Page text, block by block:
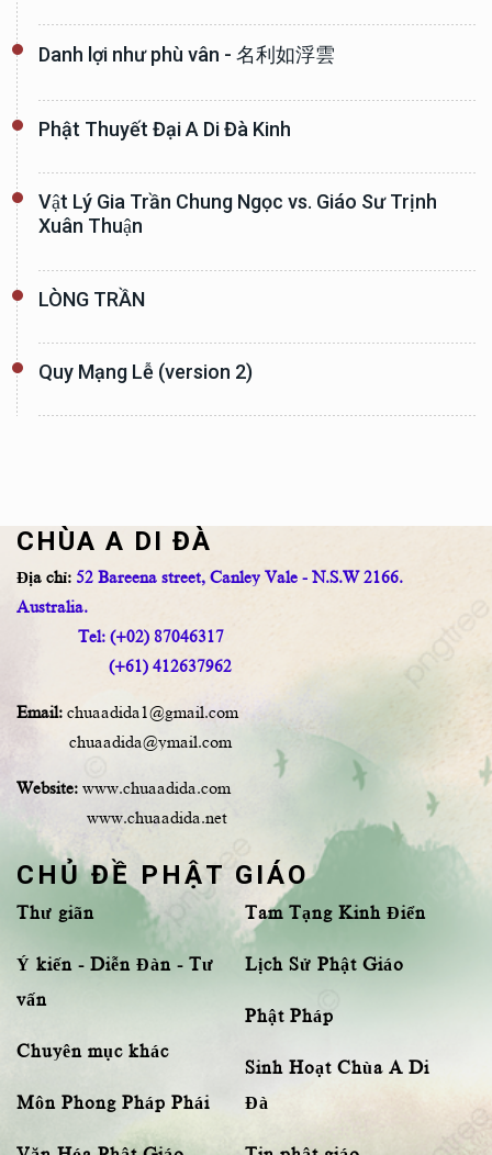
Danh lợi như phù vân - 名利如浮雲
Phật Thuyết Đại A Di Đà Kinh
Vật Lý Gia Trần Chung Ngọc vs. Giáo Sư Trịnh
Xuân Thuận
LÒNG TRẦN
Quy Mạng Lễ (version 2)
CHÙA A DI ĐÀ
Địa chỉ: 52 Bareena street, Canley Vale - N.S.W 2166.
Australia.
Tel: (+02) 87046317
(+61) 412637962
Email: chuaadida1@gmail.com
chuaadida@ymail.com
Website: www.chuaadida.com
www.chuaadida.net
CHỦ ĐỀ PHẬT GIÁO
Thư giãn
Ý kiến - Diễn Đàn - Tư
vấn
Chuyên mục khác
Môn Phong Pháp Phái
Tam Tạng Kinh Điển
Lịch Sử Phật Giáo
Phật Pháp
Sinh Hoạt Chùa A Di
Đà